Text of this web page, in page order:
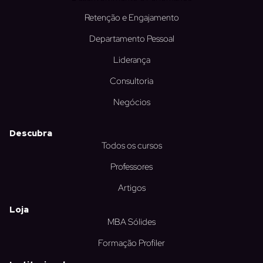
Retenção e Engajamento
Departamento Pessoal
Liderança
Consultoria
Negócios
Descubra
Todos os cursos
Professores
Artigos
Loja
MBA Sólides
Formação Profiler